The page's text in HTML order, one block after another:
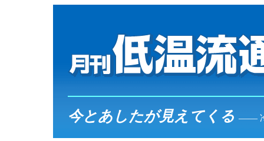
今とあしたが見えてくる ――